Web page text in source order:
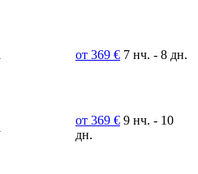
от 369 € 7 нч. - 8 дн.
от 369 € 9 нч. - 10
дн.